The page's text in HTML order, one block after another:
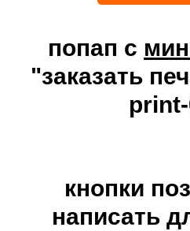
попап с
"заказать
кнопки
написать